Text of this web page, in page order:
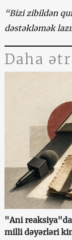
“Bizi zibildən
dəstəkləmək
Daha
"Ani
milli dəyərləri